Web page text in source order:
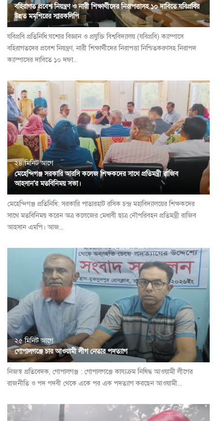
বহিরাগত প্রবেশ নিয়ন্ত্রণ ও নারী শিক্ষার্থীদের নিরাপত্তাসহ ১০ দাবিতে যবিপ্রবির
উন্নত মমশিরের স্মারকলিপি
যবিপ্রবি প্রতিনিধি:যশোর বিজ্ঞান ও প্রযুক্তি বিশ্ববিদ্যালয় (যবিপ্রবি) ক্যাম্পাসে
বহিরাগতদের প্রবেশ নিয়ন্ত্রণ, নারী শিক্ষার্থীদের নিরাপত্তা নিশ্চিতকরণসহ নিরাপদ
ক্যাম্পাসের দাবিতে ১০ দফা...
২৪ মিনিট আগে
মেহেন্দিগঞ্জ সরকারি আরসি কলেজ শিক্ষকদের সাথে প্রতিমন্ত্রী রাজিব
আহসান'র মতবিনিময় সভা।
মেহেন্দিগঞ্জ প্রতিনিধি: সরকারি পাতারহাট রসিক চন্দ্র মহাবিদ্যালয়ের শিক্ষকদের
সাথে মতবিনিময় করেন অত্র কলেজের মেধাবী ছাত্র নৌপরিবহন প্রতিমন্ত্রী রাজিব
আহসান এমপি। আজ...
২৫ মিনিট আগে
গোপালগঞ্জে চার আওয়ামী লীগ নেতার পদত্যাগ
নিজস্ব প্রতিবেদক, গোপালগঞ্জ : গোপালগঞ্জে কায্যক্রম নিষিদ্ধ আওয়ামী লীগের
রাজনীতি ও পদ পদবী থেকে একে পর এক পদত্যাগ করছেন আওয়ামী...